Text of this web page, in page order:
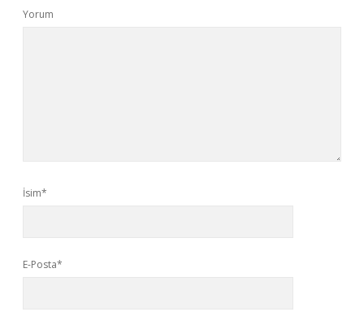
Yorum
İsim*
E-Posta*